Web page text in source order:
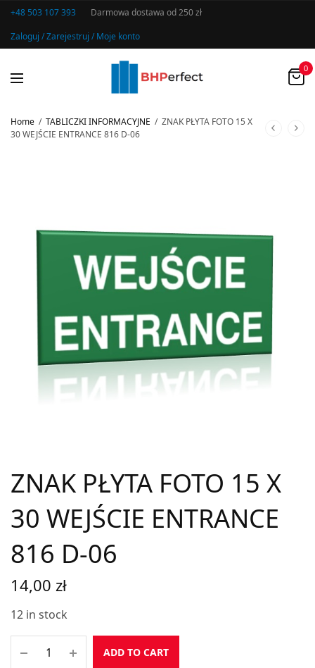
+48 503 107 393 Darmowa dostawa od 250 zł
Zaloguj / Zarejestruj / Moje konto
0
Home / TABLICZKI INFORMACYJNE / ZNAK PŁYTA FOTO 15 X
30 WEJŚCIE ENTRANCE 816 D-06
ZNAK PŁYTA FOTO 15 X
30 WEJŚCIE ENTRANCE
816 D-06
14,00zł
12 in stock
ADD TO CART